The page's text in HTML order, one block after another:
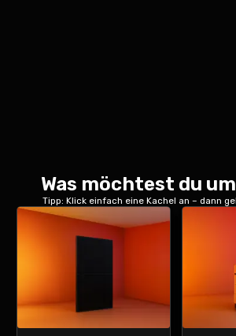
Was möchtest du
Tipp: Klick einfach eine Kachel an – dann